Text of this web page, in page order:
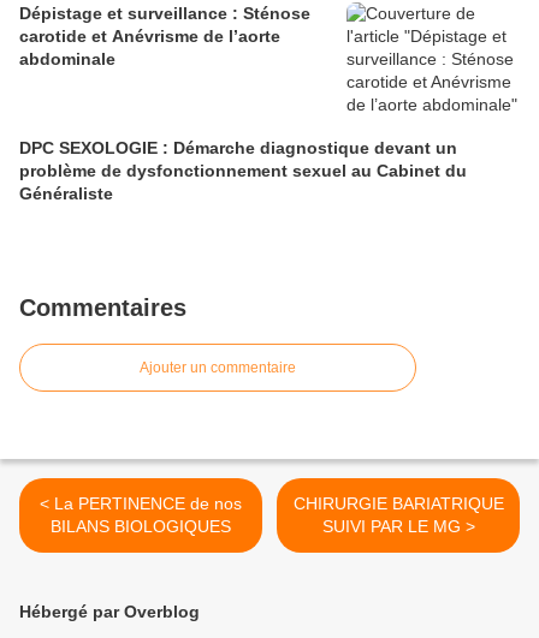
Dépistage et surveillance : Sténose
carotide et Anévrisme de l’aorte
abdominale
DPC SEXOLOGIE : Démarche diagnostique devant un
problème de dysfonctionnement sexuel au Cabinet du
Généraliste
Commentaires
Ajouter un commentaire
< La PERTINENCE de nos
BILANS BIOLOGIQUES
CHIRURGIE BARIATRIQUE
SUIVI PAR LE MG >
Hébergé par Overblog